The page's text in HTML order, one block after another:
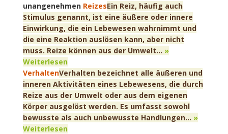
unangenehmen ReizesEin Reiz, häufig auch
Stimulus genannt, ist eine äußere oder innere
Einwirkung, die ein Lebewesen wahrnimmt und
die eine Reaktion auslösen kann, aber nicht
muss. Reize können aus der Umwelt... »
Weiterlesen
VerhaltenVerhalten bezeichnet alle äußeren und
inneren Aktivitäten eines Lebewesens, die durch
Reize aus der Umwelt oder aus dem eigenen
Körper ausgelöst werden. Es umfasst sowohl
bewusste als auch unbewusste Handlungen... »
Weiterlesen